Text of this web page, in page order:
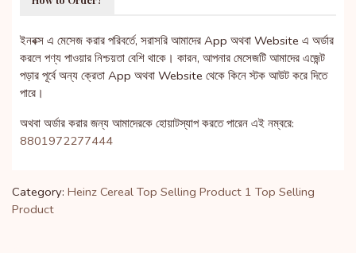
ইনবক্স এ মেসেজ করার পরিবর্তে, সরাসরি আমাদের App অথবা Website এ অর্ডার
করলে পণ্য পাওয়ার নিশ্চয়তা বেশি থাকে। কারন, আপনার মেসেজটি আমাদের এজেন্ট
পড়ার পূর্বে অন্য ক্রেতা App অথবা Website থেকে কিনে স্টক আউট করে দিতে
পারে।
অথবা অর্ডার করার জন্য আমাদেরকে হোয়াটস্যাপ করতে পারেন এই নম্বরে:
8801972277444
Category: Heinz Cereal Top Selling Product 1 Top Selling
Product